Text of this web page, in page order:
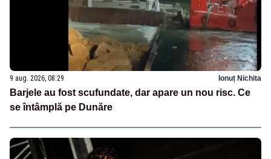
9 aug. 2026, 08:29 Ionuț Nichita
Barjele au fost scufundate, dar apare un nou risc. Ce
se întâmplă pe Dunăre